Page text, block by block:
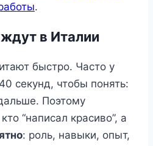
.
в Италии
быстро. Часто у
секунд, чтобы понять:
Поэтому
“написал красиво”, а
: роль, навыки, опыт,